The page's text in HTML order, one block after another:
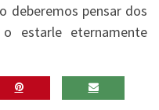
deberemos pensar dos
estarle eternamente